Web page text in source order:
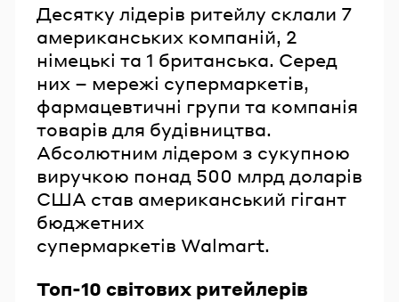
Десятку лідерів ритейлу склали 7
американських компаній, 2
німецькі та 1 британська. Серед
них – мережі супермаркетів,
фармацевтичні групи та компанія
товарів для будівництва.
Абсолютним лідером з сукупною
виручкою понад 500 млрд доларів
США став американський гігант
бюджетних
супермаркетів Walmart.
Топ-10 світових ритейлерів